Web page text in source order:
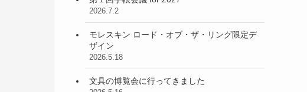
2026.7.2
モレスキン ロード・オブ・ザ・リング限定デ
ザイン
2026.5.18
文具の博覧会に行ってきました